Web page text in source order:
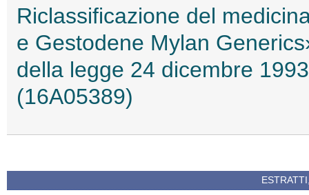
Riclassificazione del
e Gestodene Mylan
della legge 24 dicembre
(16A05389)